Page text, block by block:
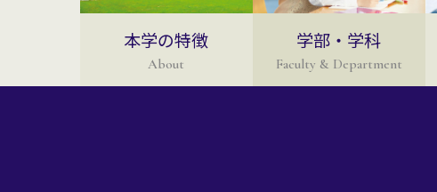
本学の特徴
About
学部・学科
Faculty & Department